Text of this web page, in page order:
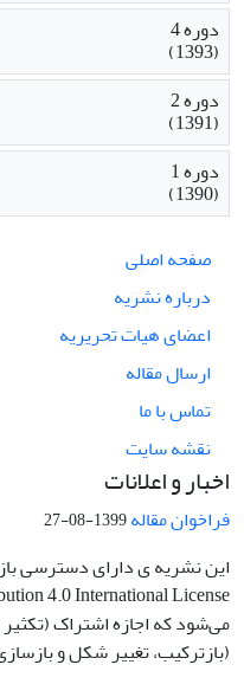
دوره 4
(1393)
دوره 2
(1391)
دوره 1
(1390)
صفحه اصلی
درباره نشریه
اعضای هیات تحریریه
ارسال مقاله
تماس با ما
نقشه سایت
اخبار و اعلانات
فراخوان مقاله1399-08-27
این نشریه ی دارای دسترسی
می‌شود که اجازه اشتراک (تکثیر
(بازترکیب، تغییر شکل و